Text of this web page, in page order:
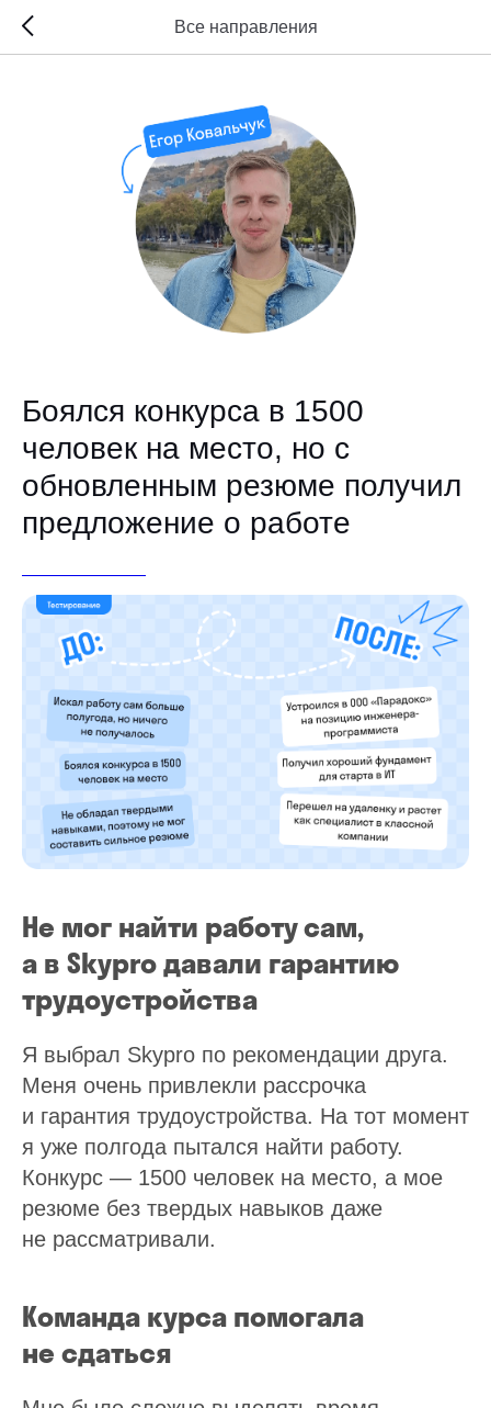
Все направления
Боялся конкурса в 1500
человек на место, но с
обновленным резюме получил
предложение о работе
Не мог найти работу сам,
а в Skypro давали гарантию
трудоустройства
Я выбрал Skypro по рекомендации друга.
Меня очень привлекли рассрочка
и гарантия трудоустройства. На тот момент
я уже полгода пытался найти работу.
Конкурс — 1500 человек на место, а мое
резюме без твердых навыков даже
не рассматривали.
Команда курса помогала
не сдаться